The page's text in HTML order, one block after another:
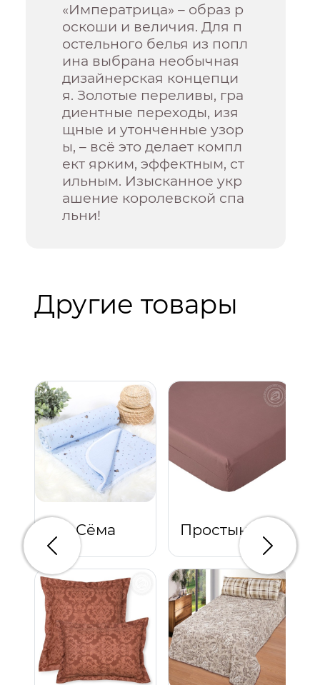
«Императрица» – образ р
оскоши и величия. Для п
остельного белья из попл
ина выбрана необычная
дизайнерская концепци
я. Золотые переливы, гра
диентные переходы, изя
щные и утонченные узор
ы, – всё это делает компл
ект ярким, эффектным, ст
ильным. Изысканное укр
ашение королевской спа
льни!
Другие товары
Сёма
Предыдущий